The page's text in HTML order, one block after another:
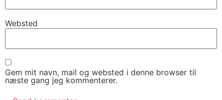
Websted
Gem mit navn, mail og websted i denne browser til
næste gang jeg kommenterer.